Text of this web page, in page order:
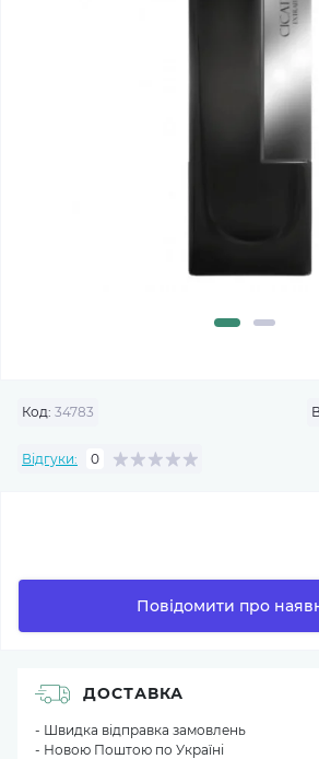
Код: 34783
Відгуки: 0
Повідомити про
ДОСТАВКА
- Швидка відправка замовлень
- Новою Поштою по Україні